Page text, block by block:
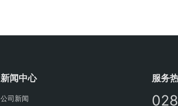
新闻中心
公司新闻
服务